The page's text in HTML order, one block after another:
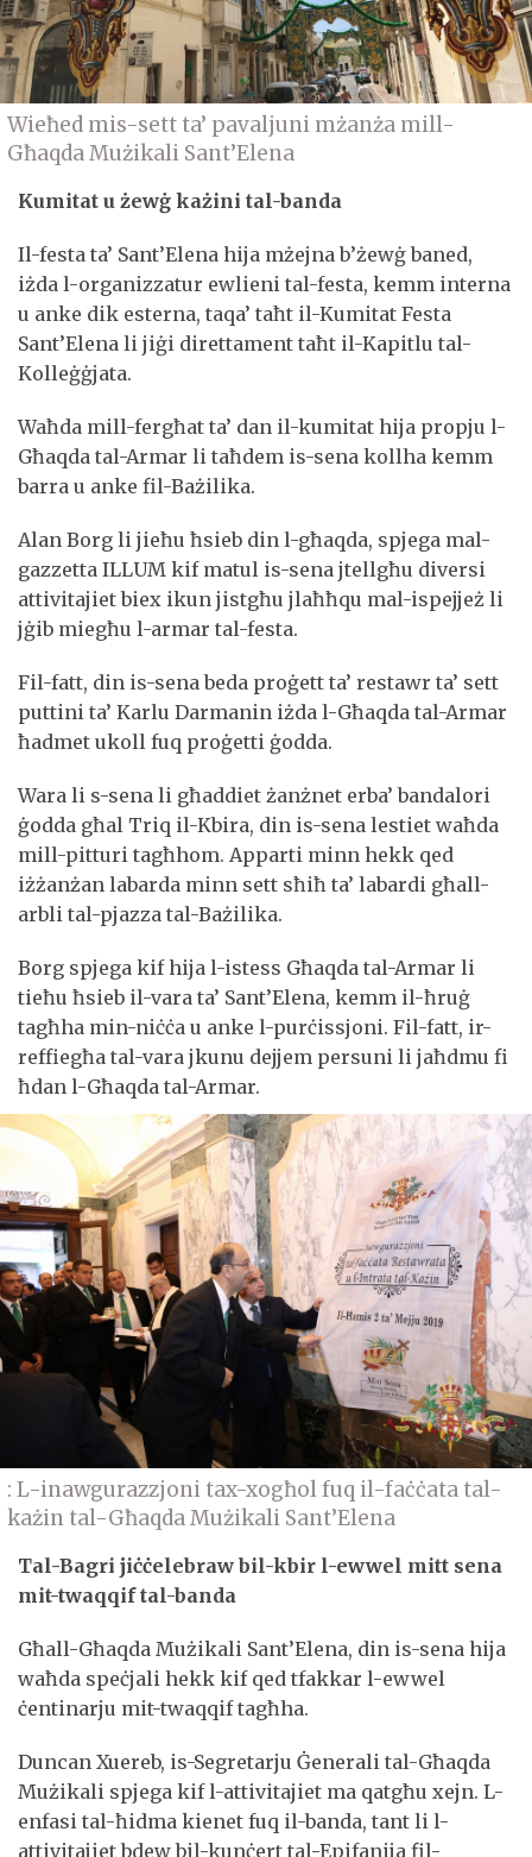
Wieħed mis-sett ta’ pavaljuni mżanża mill-
Għaqda Mużikali Sant’Elena
Kumitat u żewġ każini tal-banda
Il-festa ta’ Sant’Elena hija mżejna b’żewġ baned,
iżda l-organizzatur ewlieni tal-festa, kemm interna
u anke dik esterna, taqa’ taħt il-Kumitat Festa
Sant’Elena li jiġi direttament taħt il-Kapitlu tal-
Kolleġġjata.
Waħda mill-fergħat ta’ dan il-kumitat hija propju l-
Għaqda tal-Armar li taħdem is-sena kollha kemm
barra u anke fil-Bażilika.
Alan Borg li jieħu ħsieb din l-għaqda, spjega mal-
gazzetta ILLUM kif matul is-sena jtellgħu diversi
attivitajiet biex ikun jistgħu jlaħħqu mal-ispejjeż li
jġib miegħu l-armar tal-festa.
Fil-fatt, din is-sena beda proġett ta’ restawr ta’ sett
puttini ta’ Karlu Darmanin iżda l-Għaqda tal-Armar
ħadmet ukoll fuq proġetti ġodda.
Wara li s-sena li għaddiet żanżnet erba’ bandalori
ġodda għal Triq il-Kbira, din is-sena lestiet waħda
mill-pitturi tagħhom. Apparti minn hekk qed
iżżanżan labarda minn sett sħiħ ta’ labardi għall-
arbli tal-pjazza tal-Bażilika.
Borg spjega kif hija l-istess Għaqda tal-Armar li
tieħu ħsieb il-vara ta’ Sant’Elena, kemm il-ħruġ
tagħha min-niċċa u anke l-purċissjoni. Fil-fatt, ir-
reffiegħa tal-vara jkunu dejjem persuni li jaħdmu fi
ħdan l-Għaqda tal-Armar.
: L-inawgurazzjoni tax-xogħol fuq il-faċċata tal-
każin tal-Għaqda Mużikali Sant’Elena
Tal-Bagri jiċċelebraw bil-kbir l-ewwel mitt sena
mit-twaqqif tal-banda
Għall-Għaqda Mużikali Sant’Elena, din is-sena hija
waħda speċjali hekk kif qed tfakkar l-ewwel
ċentinarju mit-twaqqif tagħha.
Duncan Xuereb, is-Segretarju Ġenerali tal-Għaqda
Mużikali spjega kif l-attivitajiet ma qatgħu xejn. L-
enfasi tal-ħidma kienet fuq il-banda, tant li l-
attivitajiet bdew bil-kunċert tal-Epifanija fil-